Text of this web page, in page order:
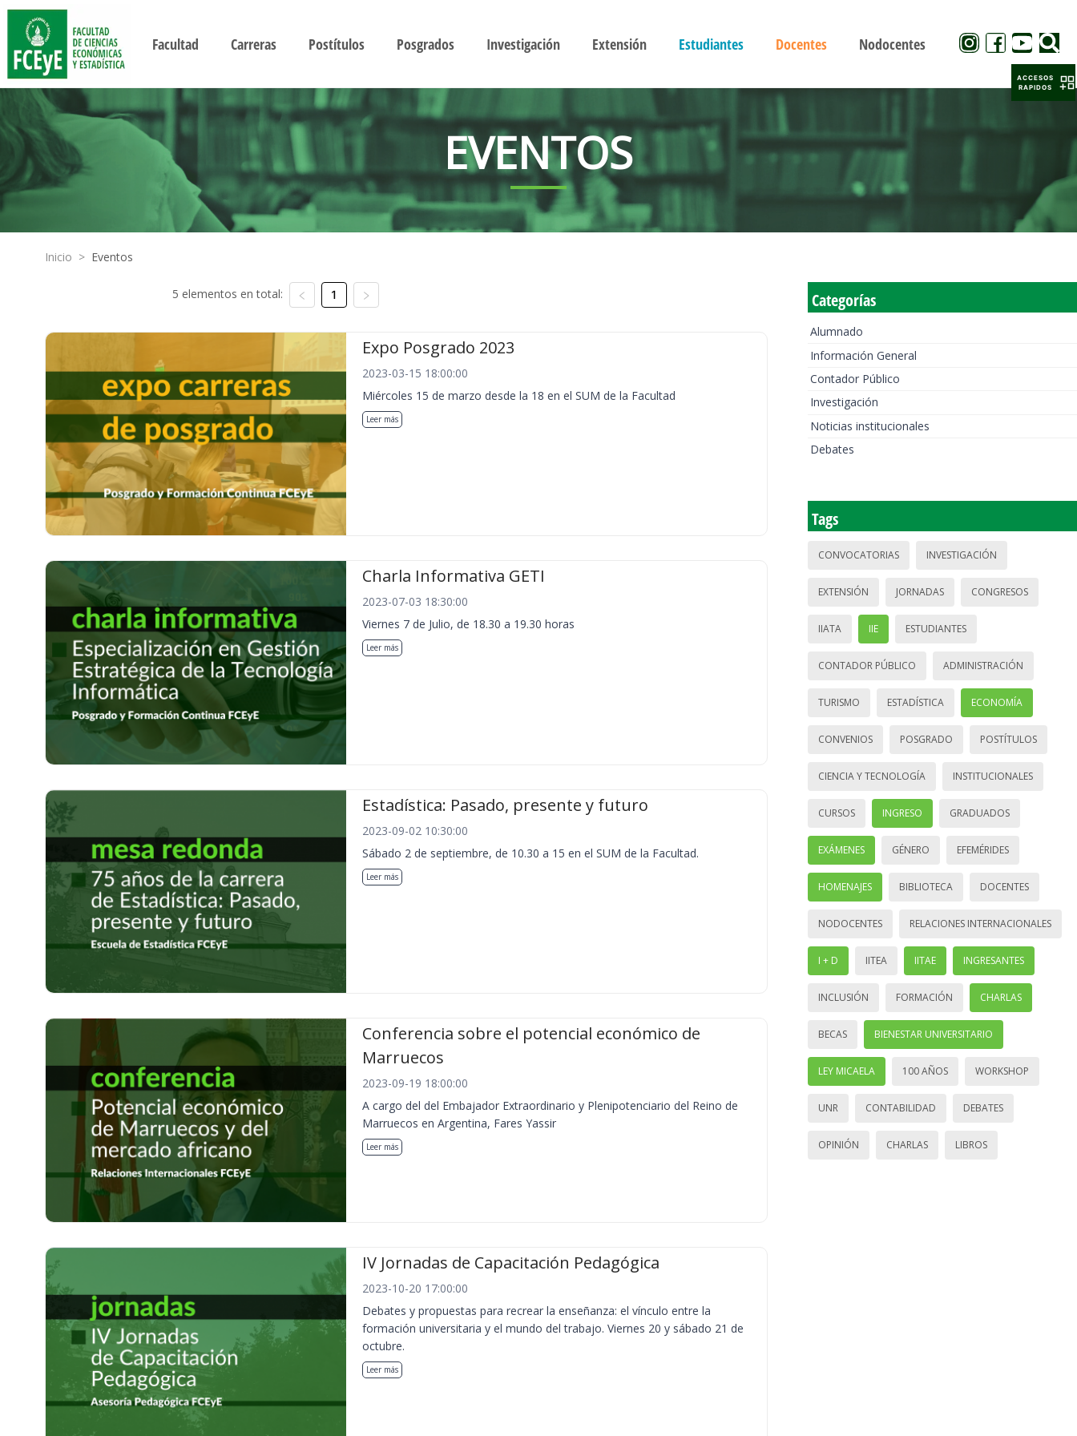
Facultad Carreras Postítulos Posgrados Investigación Extensión Estudiantes Docentes Nodocentes
EVENTOS
Inicio > Eventos
5 elementos en total: 1
Expo Posgrado 2023
2023-03-15 18:00:00
Miércoles 15 de marzo desde la 18 en el SUM de la Facultad
Leer más
Charla Informativa GETI
2023-07-03 18:30:00
Viernes 7 de Julio, de 18.30 a 19.30 horas
Leer más
Estadística: Pasado, presente y futuro
2023-09-02 10:30:00
Sábado 2 de septiembre, de 10.30 a 15 en el SUM de la Facultad.
Leer más
Conferencia sobre el potencial económico de
Marruecos
2023-09-19 18:00:00
A cargo del del Embajador Extraordinario y Plenipotenciario del Reino de
Marruecos en Argentina, Fares Yassir
Leer más
IV Jornadas de Capacitación Pedagógica
2023-10-20 17:00:00
Debates y propuestas para recrear la enseñanza: el vínculo entre la
formación universitaria y el mundo del trabajo. Viernes 20 y sábado 21 de
octubre.
Leer más
Categorías
Alumnado
Información General
Contador Público
Investigación
Noticias institucionales
Debates
Tags
CONVOCATORIAS INVESTIGACIÓN
EXTENSIÓN JORNADAS CONGRESOS
IIATA IIE ESTUDIANTES
CONTADOR PÚBLICO ADMINISTRACIÓN
TURISMO ESTADÍSTICA ECONOMÍA
CONVENIOS POSGRADO POSTÍTULOS
CIENCIA Y TECNOLOGÍA INSTITUCIONALES
CURSOS INGRESO GRADUADOS
EXÁMENES GÉNERO EFEMÉRIDES
HOMENAJES BIBLIOTECA DOCENTES
NODOCENTES RELACIONES INTERNACIONALES
I + D IITEA IITAE INGRESANTES
INCLUSIÓN FORMACIÓN CHARLAS
BECAS BIENESTAR UNIVERSITARIO
LEY MICAELA 100 AÑOS WORKSHOP
UNR CONTABILIDAD DEBATES
OPINIÓN CHARLAS LIBROS
ACCESOS
RAPIDOS